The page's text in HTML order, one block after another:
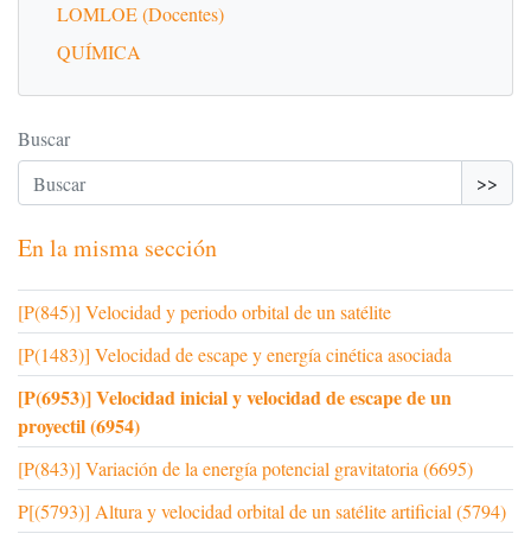
LOMLOE (Docentes)
QUÍMICA
Buscar
>>
En la misma sección
[P(845)] Velocidad y periodo orbital de un satélite
[P(1483)] Velocidad de escape y energía cinética asociada
[P(6953)] Velocidad inicial y velocidad de escape de un
proyectil (6954)
[P(843)] Variación de la energía potencial gravitatoria (6695)
P[(5793)] Altura y velocidad orbital de un satélite artificial (5794)